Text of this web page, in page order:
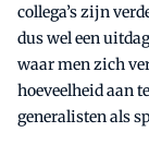
collega’s zijn
dus wel een
waar men zich
hoeveelheid aan
generalisten als